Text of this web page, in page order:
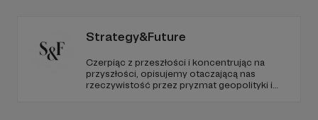
Strategy&Future
Czerpiąc z przeszłości i koncentrując na
przyszłości, opisujemy otaczającą nas
rzeczywistość przez pryzmat geopolityki i